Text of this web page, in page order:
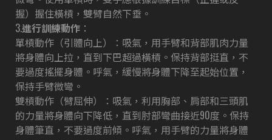
握）握住橫槓，雙臂自然下垂。
3.進行訓練動作 ：
單槓動作（引體向上）：吸氣，用手臂和背部肌肉力量
將身體向上拉，直到下巴超過橫槓。保持背部挺直，不
要過度搖擺身體。呼氣，緩慢將身體下降至起始位置，
保持手臂微彎。
雙槓動作（臂屈伸）：吸氣，利用胸部、肩部和三頭肌
的力量將身體向下降低，直到肘部彎曲接近90度。保持
身體筆直，不要過度前傾。呼氣，用手臂的力量將身體